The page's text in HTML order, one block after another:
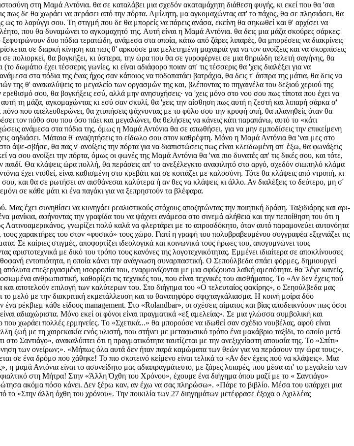
στη Μαμά Αντόνια. θα σε καταλάβει μια σχεδόν ακαταμάχητη διάθεση φυγής, κι εκεί που θα 'σαι
πως δε θα χωράει να περάσει από την πόρτα. Αμίλητη, μα αγκομαχώντας απ' το πάχος, θα σε πλησιάσει, θα
το λαρύγγι σου. Τη στιγμή που δε θα μπορείς να πάρεις ανάσα, εκείνη θα σηκωθεί και θ' αρχίσει να
που θα δυναμώνει το αγκομαχητό της. Αυτή είναι η Μαμά Αντόνια. θα δεις μια μάζα σκούρες σάρκες:
δυο πόδια τερατώδη, ανάμεσα στα οποία, κάτω από ζάρες λιπαρές, θα μπορέσεις να διακρίνεις
σε διαρκή κίνηση και πως θ' αρκούσε μια μελετημένη μαχαιριά για να τον ανοίξεις και να σκορπίσεις
θα βογκήξει, κι ύστερα, την ώρα που θα σε γυροφέρνει σε μια θηριώδη τελετή σαγήνης, θα
έχει τέσσερις γωνίες, κι είναι αδιάφορο ποιαν απ' τις τέσσερις θα 'χεις διαλέξει για να
στα πόδια της ένας ήχος σαν κάποιος να ποδοπατάει βατράχια, θα δεις τ' άσπρα της μάτια, θα δεις να
της θ' ανακαλύψεις το μεγαλείο των οργασμών της και, βλέποντας το πηγαινέλα του δεξιού χεριού της
σου, θα βογκήξεις εσύ, αλλά μην ανησυχήσεις· να 'χεις μόνο στο νου σου πως τίποτα που έχει να
τη μάζα, αγκομαχώντας κι εσύ σαν σκυλί, θα 'χεις την αίσθηση πως αυτή η ζεστή και λιπαρή σάρκα σ'
που απελευθερώνει, θα χτυπήσεις ψάχνοντας με το φύλο σου την κρυφή οπή, θα πλανηθείς όταν θα
τον πόθο σου που όσο πάει και μεγαλώνει, θα θελήσεις να κάνεις κάτι παραπάνω, αυτό το «κάτι
ανάμεσα στα πόδια της, όμως η Μαμά Αντόνια θα σε απωθήσει, για να μην εμποδίσεις την επικείμενη
αηδιάσει. Μάταια θ' αναζητήσεις το είδωλο σου στον καθρέφτη. Μόνο η Μαμά Αντόνια θα 'ναι μες στο
άψε-σβήσε, θα πας ν' ανοίξεις την πόρτα για να διαπιστώσεις πως είναι κλειδωμένη απ' έξω, θα φωνάξεις
σου ανοίξει την πόρτα, όμως οι φωνές της Μαμά Αντόνια θα 'ναι πιο δυνατές απ' τις δικές σου, και τότε,
παιδί. Θα κλάψεις ώρα πολλή, θα περάσεις απ' το ανεξέλεγκτο αναφιλητό στο αργό, σχεδόν σιωπηλό κλάμα
έχει ντυθεί, είναι καθισμένη στο κρεβάτι και σε κοιτάζει με καλοσύνη. Τότε θα κλάψεις από ντροπή, κι
και θα σε ρωτήσει αν αισθάνεσαι καλύτερα ή αν θες να κλάψεις κι άλλο. Αν διαλέξεις το δεύτερο, μη σ'
σε κάθε μάτι κι ένα παγάκι για να ξεπρηστούν τα βλέφαρα.
έχει συνηθίσει να κυνηγάει ρεαλιστικούς στόχους αποζητώντας την ποιητική δράση. Ταξιδιάρης και αρι-
μανίκια, αφήνοντας την γραφίδα του να ψάχνει ανάμεσα στο σινεμά αλήθεια και την πεποίθηση του ότι η
γνωρίζει πολύ καλά να φλερτάρει με το απροσδόκητο, όταν αυτό παραμονεύει αυτονόητα
χαρακτήρες του στον «φυσικό» τους χώρο. Γιατί η γραφή του πολυβραβευμένου συγγραφέα εξιχνιάζει τις
Σε καίριες στιγμές, αποφορτίζει ιδεολογικά και κοινωνικά τους ήρωες του, απογυμνώνει τους
με δικό του τρόπο τους κανόνες της λογοτεχνικότητας. Εμμένει ιδιαίτερα σε αποκλίνουσες
εντοπιότητα, η οποία κάνει την ανάγνωση συναρπαστική. Ο Σεπούλβεδα σπάει φόρμες, δημιουργεί
επεξεργασμένη ισορροπία του, εναρμονίζονται με μια σφύζουσα λαϊκή αμεσότητα. θα 'λέγε κανείς,
ανθρωπιστική, καθορίζει τις τεχνικές του, που είναι τεχνικές του αισθήματος. Το «Αν δεν έχεις πού
αποτελούν επιλογή των καλύτερων του. Στο διήγημα του «Ο τελευταίος φακίρης», ο Σεηούλβεδα μας
μελό με την διακριτική εκμετάλλευση και το θανατηφόρο σφιχταγκάλιασμα. Η κοινή μοίρα δύο
ρέκβιεμ κάθε είδους management. Στο «Rolandbar», οι σχέσεις αίματος και βίας αποδεικνύουν πως όσοι
αδιαχώριστα. Μόνο εκεί οι φόνοι είναι πραγματικά «εξ αμελείας». Σε μια γλώσσα συμβολική και
χωράει πολλές ερμηνείες. Το «Σχετικά...» θα μπορούσε να ιδωθεί σαν σχέδιο νουβέλας, αφού είναι
ζωή με τη χαιρεκακία ενός υλιστή, που στήνει με μεταφυσικό τρόπο ένα μακάβριο ταξίδι, το οποίο μετά
ανακαλύπτει ότι η πραγματικότητα ταυτίζεται με την ανεξιχνίαστη απουσία της. Το «Σπίτι»
των ονείρων;». «Μήπως όλα αυτά δεν ήταν παρά καμώματα των θεών για να περάσουν την ώρα τους;».
σε ένα δρόμο που χάθηκε! Το πιο σκοτεινό κείμενο είναι τελικά το «Αν δεν έχεις πού να κλάψεις». Μια
η μαμά Αντόνια είναι το ασυνείδητο μας αδιαπραγμάτευτο, με ζάρες λιπαρές, που μέσα απ' το μεγαλείο των
στη Μήτρα! Στην «Άλλη Όχθη του Χρόνου», έχουμε ένα διήγημα όπου μαζί με το « Σαντιάγο»
ακόμα πόσο κάνει. Δεν ξέρω καν, αν έχω να σας πληρώσω». «Πάρε το βιβλίο. Μέσα του υπάρχει μια
το «Στην άλλη όχθη του χρόνου». Την ποικιλία των 27 διηγημάτων μετέφρασε έξοχα ο Αχιλλέας